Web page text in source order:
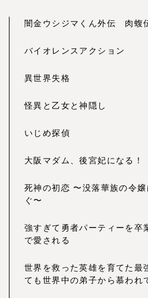
闇金ウシジマくん外伝 肉蝮
バイオレンスアクション
異世界失格
怪異と乙女と神隠し
いじめ探偵
大阪マダム、後宮妃になる！
死神の初恋 〜没落華族の令
ぐ〜
強すぎて勇者パーティーを卒
で愛される
世界を救った英雄を育てた最
ても世界中の弟子から慕われ